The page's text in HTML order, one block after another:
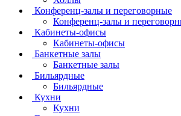
Конференц-залы и переговорные
Конференц-залы и
Кабинеты-офисы
Кабинеты-офисы
Банкетные залы
Банкетные залы
Бильярдные
Бильярдные
Кухни
Кухни